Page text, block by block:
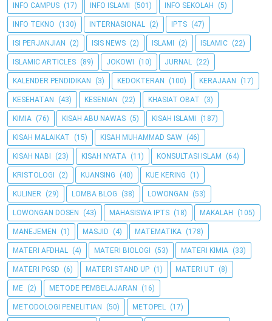
INFO CAMPUS (17) INFO ISLAMI (501) INFO SEKOLAH (5)
INFO TEKNO (130) INTERNASIONAL (2) IPTS (47)
ISI PERJANJIAN (2) ISIS NEWS (2) ISLAMI (2) ISLAMIC (22)
ISLAMIC ARTICLES (89) JOKOWI (10) JURNAL (22)
KALENDER PENDIDIKAN (3) KEDOKTERAN (100) KERAJAAN (17)
KESEHATAN (43) KESENIAN (22) KHASIAT OBAT (3)
KIMIA (76) KISAH ABU NAWAS (5) KISAH ISLAMI (187)
KISAH MALAIKAT (15) KISAH MUHAMMAD SAW (46)
KISAH NABI (23) KISAH NYATA (11) KONSULTASI ISLAM (64)
KRISTOLOGI (2) KUANSING (40) KUE KERING (1)
KULINER (29) LOMBA BLOG (38) LOWONGAN (53)
LOWONGAN DOSEN (43) MAHASISWA IPTS (18) MAKALAH (105)
MANEJEMEN (1) MASJID (4) MATEMATIKA (178)
MATERI AFDHAL (4) MATERI BIOLOGI (53) MATERI KIMIA (33)
MATERI PGSD (6) MATERI STAND UP (1) MATERI UT (8)
ME (2) METODE PEMBELAJARAN (16)
METODOLOGI PENELITIAN (50) METOPEL (17)